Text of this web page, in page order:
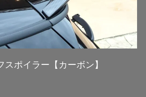
スポイラー【カーボン】